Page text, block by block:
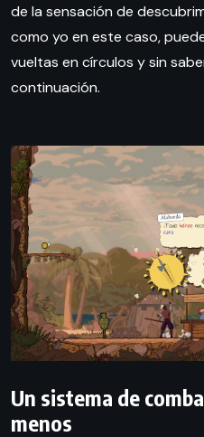
de la sensación de
como yo en este caso,
vueltas en círculos y sin
continuación.
Un sistema de
menos